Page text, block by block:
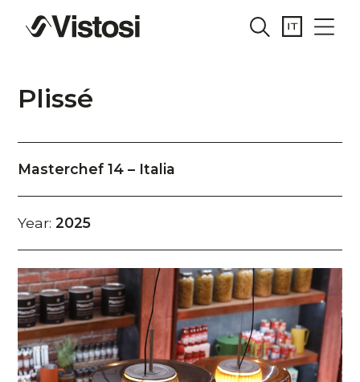
Plissé
Masterchef 14 – Italia
Year:2025